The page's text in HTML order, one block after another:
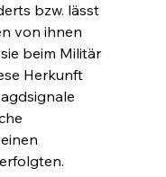
bzw. lässt
von ihnen
beim Militär
Herkunft